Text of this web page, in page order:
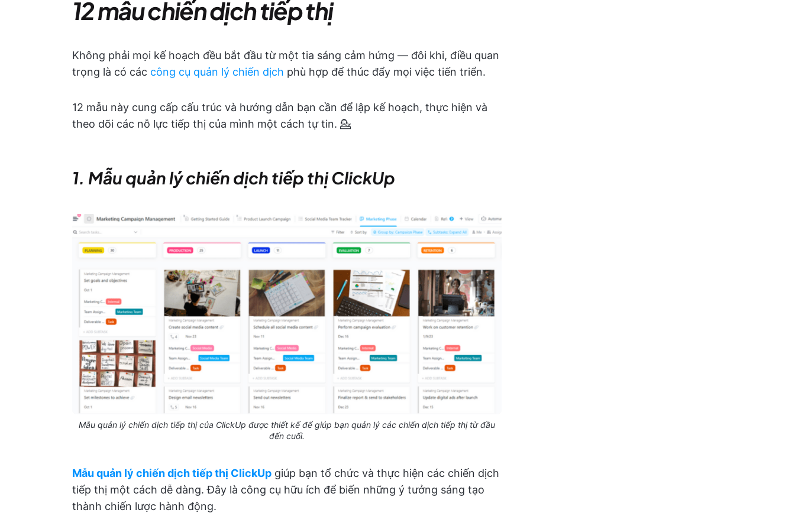
12 mẫu chiến dịch tiếp thị
Không phải mọi kế hoạch đều bắt đầu từ một tia sáng cảm hứng — đôi khi, điều quan
trọng là có các công cụ quản lý chiến dịch phù hợp để thúc đẩy mọi việc tiến triển.
12 mẫu này cung cấp cấu trúc và hướng dẫn bạn cần để lập kế hoạch, thực hiện và
theo dõi các nỗ lực tiếp thị của mình một cách tự tin. 💁
1. Mẫu quản lý chiến dịch tiếp thị ClickUp
Mẫu quản lý chiến dịch tiếp thị của ClickUp được thiết kế để giúp bạn quản lý các chiến dịch tiếp thị từ đầu
đến cuối.
Mẫu quản lý chiến dịch tiếp thị ClickUp giúp bạn tổ chức và thực hiện các chiến dịch
tiếp thị một cách dễ dàng. Đây là công cụ hữu ích để biến những ý tưởng sáng tạo
thành chiến lược hành động.